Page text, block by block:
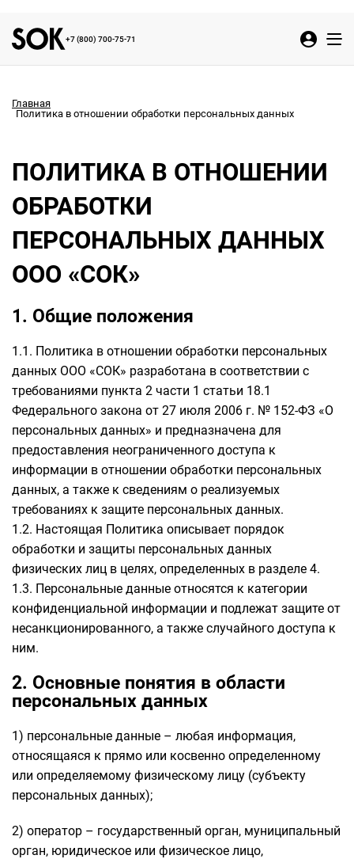
+7 (800) 700-75-71
Главная
Политика в отношении обработки персональных данных
ПОЛИТИКА В ОТНОШЕНИИ
ОБРАБОТКИ
ПЕРСОНАЛЬНЫХ ДАННЫХ
ООО «СОК»
1. Общие положения
1.1. Политика в отношении обработки персональных
данных ООО «СОК» разработана в соответствии с
требованиями пункта 2 части 1 статьи 18.1
Федерального закона от 27 июля 2006 г. № 152-ФЗ «О
персональных данных» и предназначена для
предоставления неограниченного доступа к
информации в отношении обработки персональных
данных, а также к сведениям о реализуемых
требованиях к защите персональных данных.
1.2. Настоящая Политика описывает порядок
обработки и защиты персональных данных
физических лиц в целях, определенных в разделе 4.
1.3. Персональные данные относятся к категории
конфиденциальной информации и подлежат защите от
несанкционированного, а также случайного доступа к
ним.
2. Основные понятия в области
персональных данных
1) персональные данные – любая информация,
относящаяся к прямо или косвенно определенному
или определяемому физическому лицу (субъекту
персональных данных);
2) оператор – государственный орган, муниципальный
орган, юридическое или физическое лицо,